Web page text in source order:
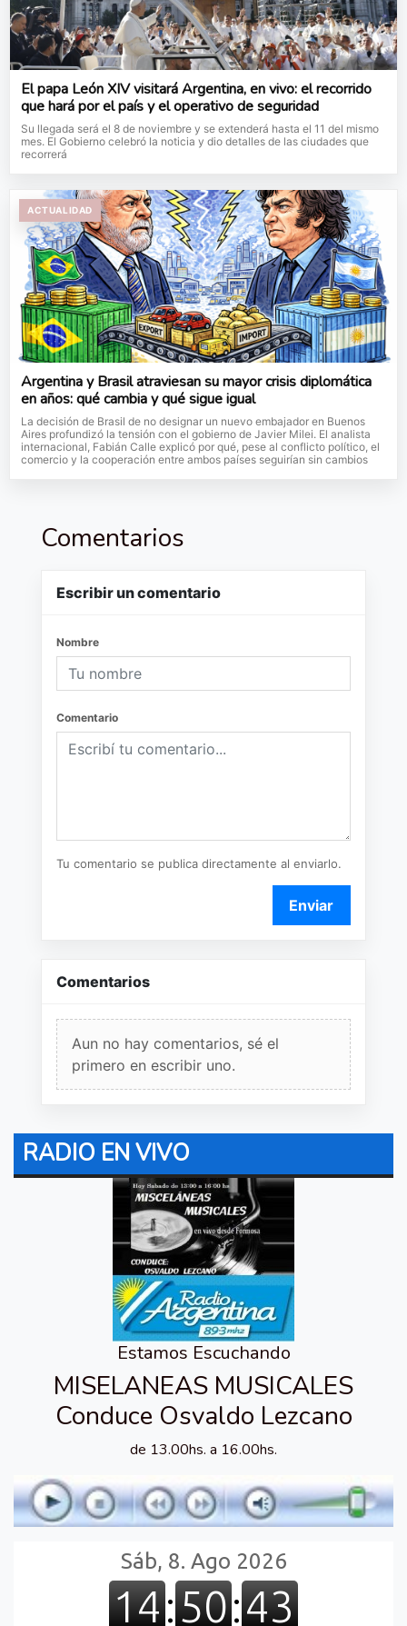
El papa León XIV visitará Argentina, en vivo: el recorrido
que hará por el país y el operativo de seguridad
Su llegada será el 8 de noviembre y se extenderá hasta el 11 del mismo
mes. El Gobierno celebró la noticia y dio detalles de las ciudades que
recorrerá
ACTUALIDAD
Argentina y Brasil atraviesan su mayor crisis diplomática
en años: qué cambia y qué sigue igual
La decisión de Brasil de no designar un nuevo embajador en Buenos
Aires profundizó la tensión con el gobierno de Javier Milei. El analista
internacional, Fabián Calle explicó por qué, pese al conflicto político, el
comercio y la cooperación entre ambos países seguirían sin cambios
Comentarios
Escribir un comentario
Nombre
Comentario
Tu comentario se publica directamente al enviarlo.
Enviar
Comentarios
Aun no hay comentarios, sé el
primero en escribir uno.
RADIO EN VIVO
Estamos Escuchando
MISELANEAS MUSICALES
Conduce Osvaldo Lezcano
de 13.00hs. a 16.00hs.